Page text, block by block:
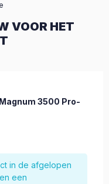
VOOR HET
3500 Pro-
in de afgelopen
een